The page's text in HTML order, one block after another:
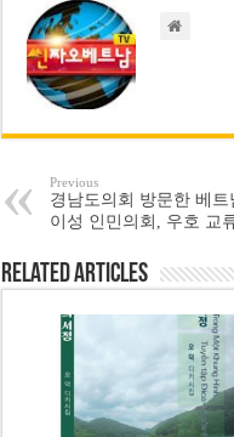
Previous
경남도의회 방문한 베트
이성 인민의회, 우호 교
Related Articles